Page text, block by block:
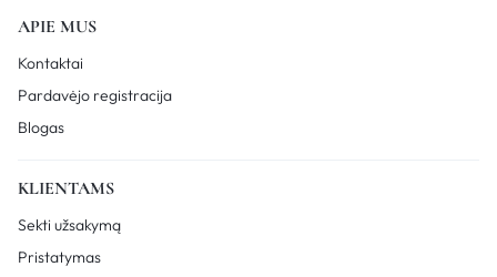
APIE MUS
Kontaktai
Pardavėjo registracija
Blogas
KLIENTAMS
Sekti užsakymą
Pristatymas